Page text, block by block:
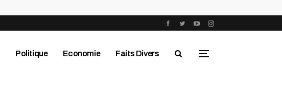
Politique Economie Faits Divers